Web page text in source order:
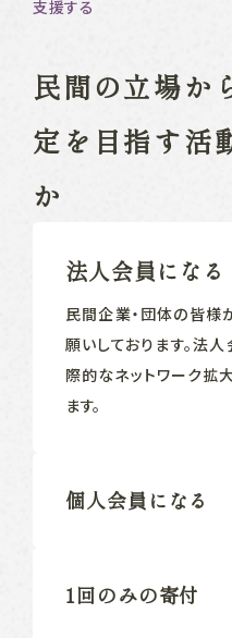
支援する
民間の立場か
定を目指す活
か
法人会員になる
民間企業‧団体の皆様
願いしております。法
際的なネットワーク拡
ます。
個人会員になる
1回のみの寄付